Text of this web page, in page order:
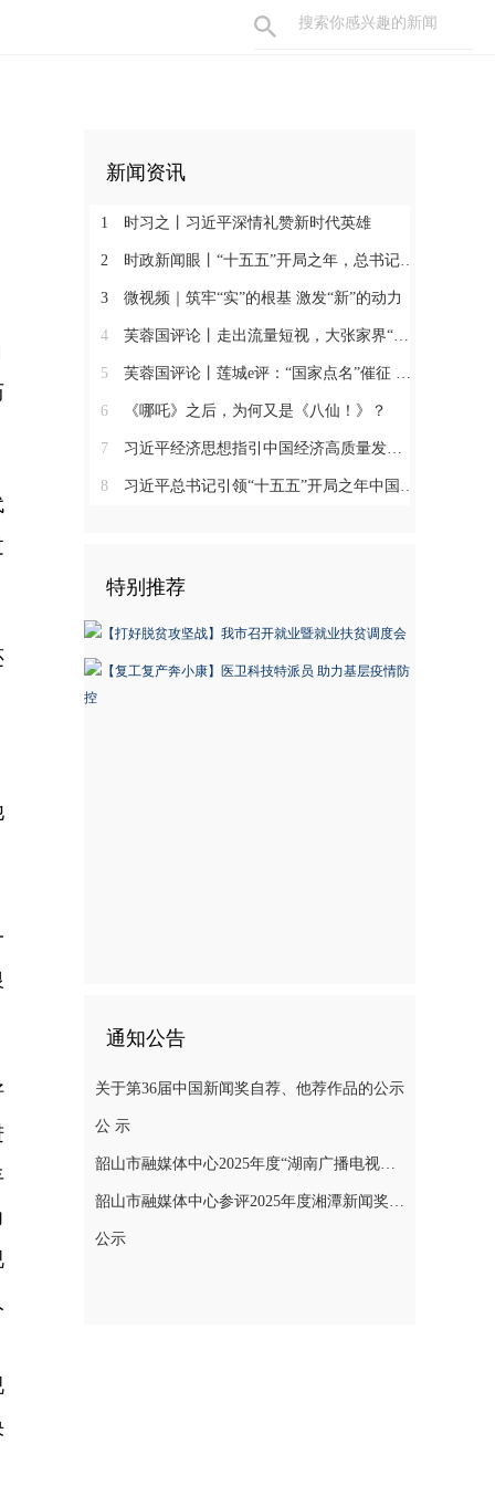
新闻资讯
1 时习之丨习近平深情礼赞新时代英雄
2 时政新闻眼丨“十五五”开局之年，总书记关心百姓身边这些民生大事
3 微视频｜筑牢“实”的根基 激发“新”的动力
4 芙蓉国评论丨走出流量短视，大张家界“大”在哪
5 芙蓉国评论丨莲城e评：“国家点名”催征 三湘文旅提速
6 《哪吒》之后，为何又是《八仙！》？
7 习近平经济思想指引中国经济高质量发展行稳致远
8 习近平总书记引领“十五五”开局之年中国经济破浪前行
特别推荐
通知公告
关于第36届中国新闻奖自荐、他荐作品的公示
公 示
韶山市融媒体中心2025年度“湖南广播电视奖”县融专项奖参评作品公示
韶山市融媒体中心参评2025年度湘潭新闻奖评选作品公示
公示